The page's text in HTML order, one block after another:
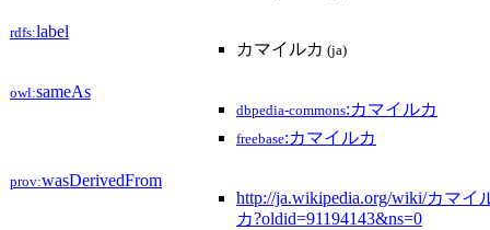
rdfs:label
カマイルカ (ja)
owl:sameAs
dbpedia-commons:カマイルカ
freebase:カマイルカ
prov:wasDerivedFrom
http://ja.wikipedia.org/wiki/カマイ
カ?oldid=91194143&ns=0